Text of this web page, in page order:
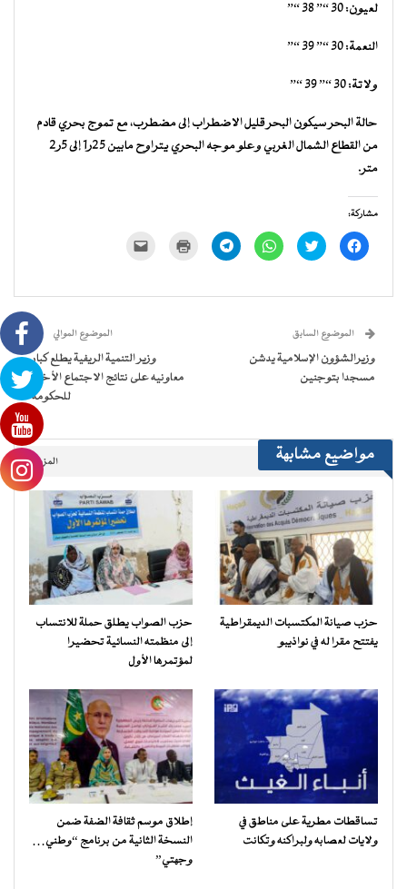
لعيون: 30 “” 38 “”
النعمة: 30 “” 39 “”
ولاتة: 30 “” 39 “”
حالة البحر سيكون البحر قليل الاضطراب إلى مضطرب، مع تموج بحري قادم
من القطاع الشمال الغربي وعلو موجه البحري يتراوح مابين 25ر1 إلى 5ر2
متر.
مشاركة:
انقر
للمشاركة
في
اضغط
للمشاركة
في
انقر
للمشاركة
في
انقر
للمشاركة
في
للطباعة
جديدة) الإلكتروني
نافذة
جديدة)
الموضوع السابق
وزيرالشؤون الإسلامية يدشن
مسجدا بتوجنين
الموضوع الموالي
وزير التنمية الريفية يطلع كبار
معاونيه على نتائج الاجتماع الأخير
للحكومة
مواضيع مشابهة المزيد..
حزب صيانة المكتسبات الديمقراطية
يفتتح مقرا له في نواذيبو
حزب الصواب يطلق حملة للانتساب
إلى منظمته النسائية تحضيرا
لمؤتمرها الأول
تساقطات مطرية على مناطق في
ولايات لعصابه ولبراكنه وتكانت
إطلاق موسم ثقافة الضفة ضمن
النسخة الثانية من برنامج “وطني…
وجهتي”